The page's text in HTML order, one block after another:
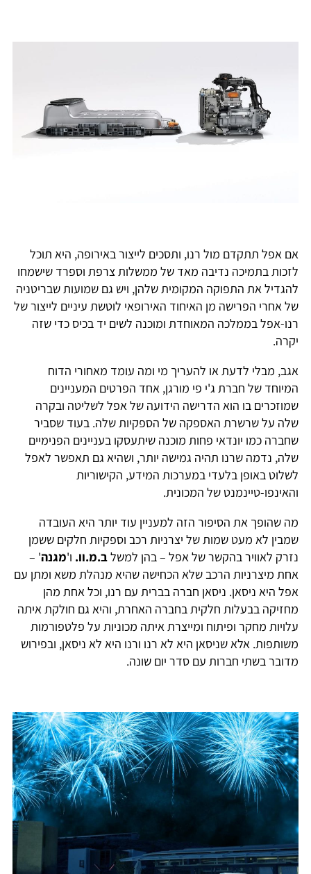
אם אפל תתקדם מול רנו, ותסכים לייצור באירופה, היא תוכל
לזכות בתמיכה נדיבה מאד של ממשלות צרפת וספרד שישמחו
להגדיל את התפוקה המקומית שלהן, ויש גם שמועות שבריטניה
של אחרי הפרישה מן האיחוד האירופאי לוטשת עיניים לייצור של
רנו-אפל בממלכה המאוחדת ומוכנה לשים יד בכיס כדי שזה
יקרה.
אגב, מבלי לדעת או להעריך מי ומה עומד מאחורי הדוח
המיוחד של חברת ג'י פי מורגן, אחד הפרטים המעניינים
שמוזכרים בו הוא הדרישה הידועה של אפל לשליטה ובקרה
שלה על שרשרת האספקה של הספקיות שלה. בעוד שסביר
שחברה כמו יונדאי פחות מוכנה שיתעסקו בעניינים הפנימיים
שלה, נדמה שרנו תהיה גמישה יותר, ושהיא גם תאפשר לאפל
לשלוט באופן בלעדי במערכות המידע, הקישוריות
והאינפו-טיינמנט של המכונית.
מה שהופך את הסיפור הזה למעניין עוד יותר היא העובדה
שמבין לא מעט שמות של יצרניות רכב וספקיות חלקים ששמן
נזרק לאוויר בהקשר של אפל – בהן למשלב.מ.וו. ו'מגנה' –
אחת מיצרניות הרכב שלא הכחישה שהיא מנהלת משא ומתן עם
אפל היא ניסאן. ניסאן חברה בברית עם רנו, וכל אחת מהן
מחזיקה בבעלות חלקית בחברה האחרת, והיא גם חולקת איתה
עלויות מחקר ופיתוח ומייצרת איתה מכוניות על פלטפורמות
משותפות. אלא שניסאן היא לא רנו ורנו היא לא ניסאן, ובפירוש
מדובר בשתי חברות עם סדר יום שונה.